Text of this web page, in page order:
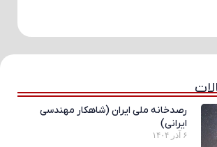
رصدخانه ملی ایران (شاهکار مهندسی
ایرانی)
۶ آذر ۱۴۰۴